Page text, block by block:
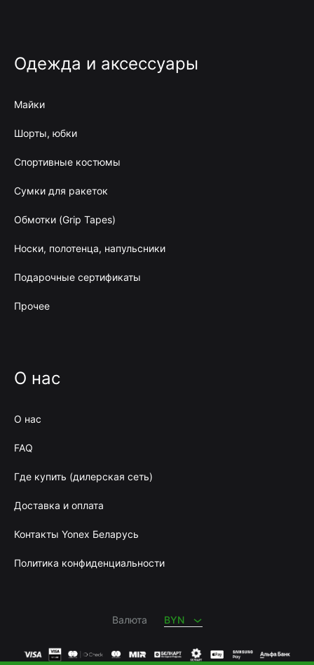
Одежда и аксессуары
Майки
Шорты, юбки
Спортивные костюмы
Сумки для ракеток
Обмотки (Grip Tapes)
Носки, полотенца, напульсники
Подарочные сертификаты
Прочее
О нас
О нас
FAQ
Где купить (дилерская сеть)
Доставка и оплата
Контакты Yonex Беларусь
Политика конфиденциальности
Валюта BYN
BYN